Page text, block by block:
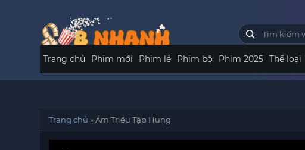
Trang chủ Phim mới Phim lẻ Phim bộ Phim 2025 Thể loại
Trang chủ »Ám Triều Tập Hung